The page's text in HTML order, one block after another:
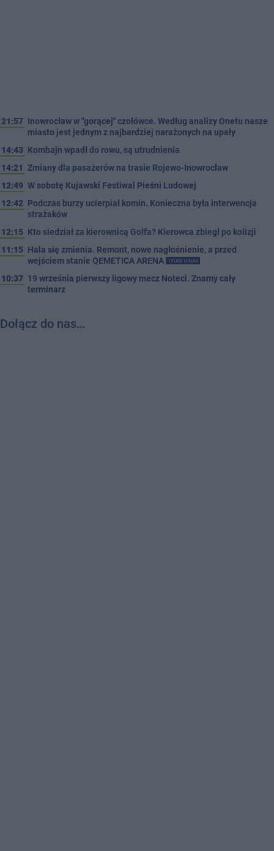
21:57 Inowrocław w "gorącej" czołówce. Według analizy Onetu nasze
miasto jest jednym z najbardziej narażonych na upały
14:43 Kombajn wpadł do rowu, są utrudnienia
14:21 Zmiany dla pasażerów na trasie Rojewo-Inowrocław
12:49 W sobotę Kujawski Festiwal Pieśni Ludowej
12:42 Podczas burzy ucierpiał komin. Konieczna była interwencja
strażaków
12:15 Kto siedział za kierownicą Golfa? Kierowca zbiegł po kolizji
11:15 Hala się zmienia. Remont, nowe nagłośnienie, a przed
wejściem stanie QEMETICA ARENA
TYLKO U NAS
10:37 19 września pierwszy ligowy mecz Noteci. Znamy cały
terminarz
Dołącz do nas…